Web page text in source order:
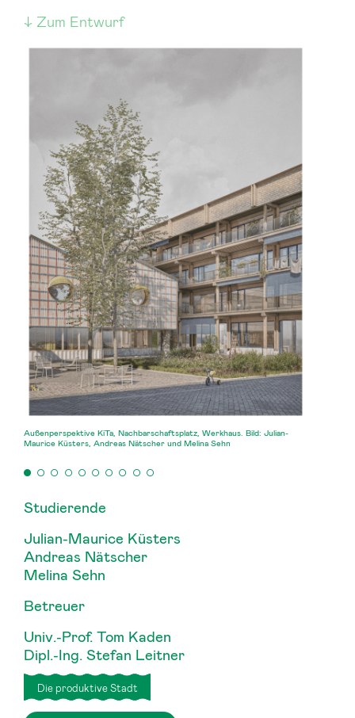
Zum Entwurf
Außenperspektive KiTa, Nachbarschaftsplatz, Werkhaus. Bild: Julian-
Maurice Küsters, Andreas Nätscher und Melina Sehn
Studierende
Julian-Maurice Küsters
Andreas Nätscher
Melina Sehn
Betreuer
Univ.-Prof. Tom Kaden
Dipl.-Ing. Stefan Leitner
Die produktive Stadt